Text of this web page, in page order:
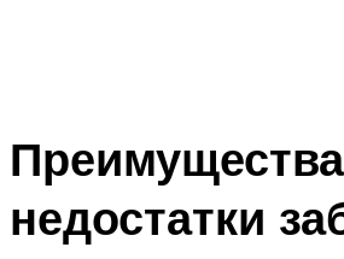
недостатки